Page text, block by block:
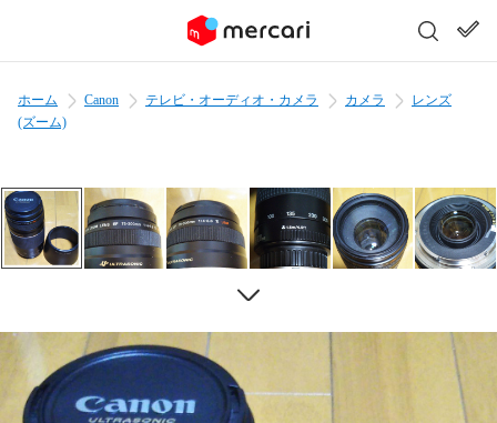
ホーム Canon テレビ・オーディオ・カメラ カメラ
レンズ
(ズーム)